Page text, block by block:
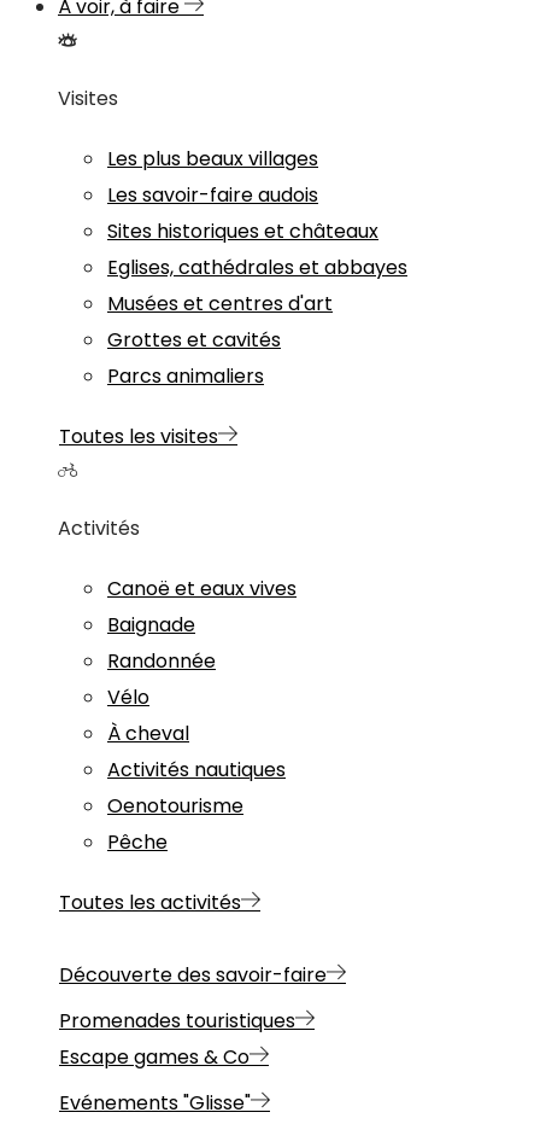
À voir, à faire
Visites
Les plus beaux villages
Les savoir-faire audois
Sites historiques et châteaux
Eglises, cathédrales et abbayes
Musées et centres d'art
Grottes et cavités
Parcs animaliers
Toutes les visites
Activités
Canoë et eaux vives
Baignade
Randonnée
Vélo
À cheval
Activités nautiques
Oenotourisme
Pêche
Toutes les activités
Découverte des savoir-faire
Promenades touristiques
Escape games & Co
Evénements "Glisse"